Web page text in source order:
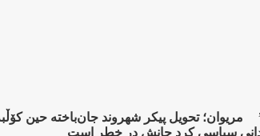
مریوان؛ تحویل پیکر شهروند جان‌باخته حین
سیاسی کرد جانش در خطر است